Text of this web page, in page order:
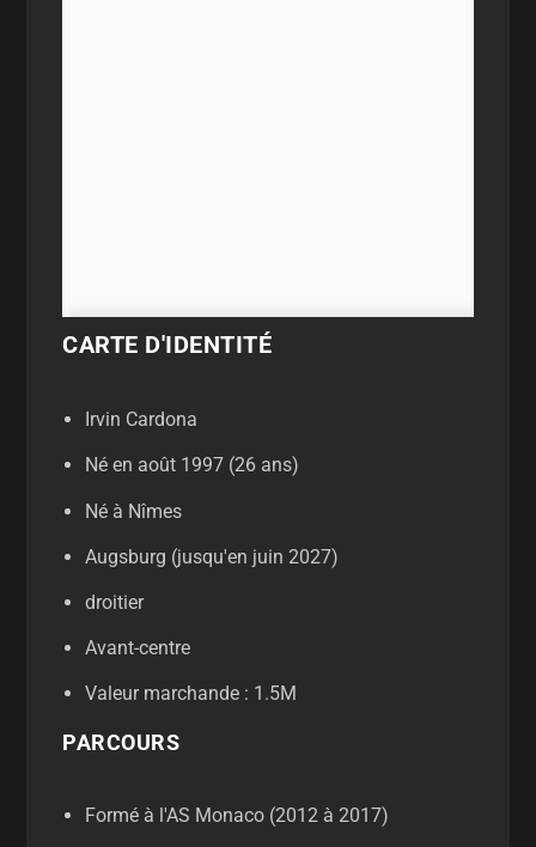
CARTE D'IDENTITÉ
Irvin Cardona
Né en août 1997 (26 ans)
Né à Nîmes
Augsburg (jusqu'en juin 2027)
droitier
Avant-centre
Valeur marchande : 1.5M
PARCOURS
Formé à l'AS Monaco (2012 à 2017)